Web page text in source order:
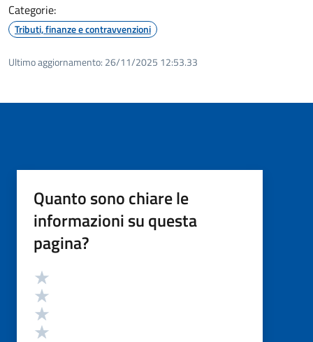
Categorie:
Tributi, finanze e contravvenzioni
Ultimo aggiornamento: 26/11/2025 12:53.33
Quanto sono chiare le
informazioni su questa
pagina?
Valutazione